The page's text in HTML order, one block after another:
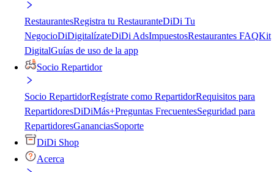
RestaurantesRegistra tu RestauranteDiDi Tu
NegocioDiDigitalízateDiDi AdsImpuestosRestaurantes FAQKit
DigitalGuías de uso de la app
Socio Repartidor
Socio RepartidorRegístrate como RepartidorRequisitos para
RepartidoresDiDiMás+Preguntas FrecuentesSeguridad para
RepartidoresGananciasSoporte
DiDi Shop
Acerca